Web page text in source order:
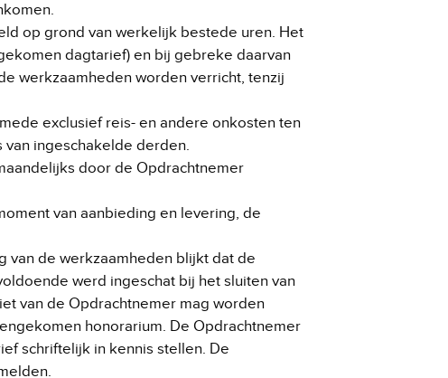
op grond van werkelijk bestede uren. Het
dagtarief) en bij gebreke daarvan
werkzaamheden worden verricht, tenzij
exclusief reis- en andere onkosten ten
ingeschakelde derden.
door de Opdrachtnemer
van aanbieding en levering, de
van de werkzaamheden blijkt dat de
werd ingeschat bij het sluiten van
van de Opdrachtnemer mag worden
honorarium. De Opdrachtnemer
schriftelijk in kennis stellen. De